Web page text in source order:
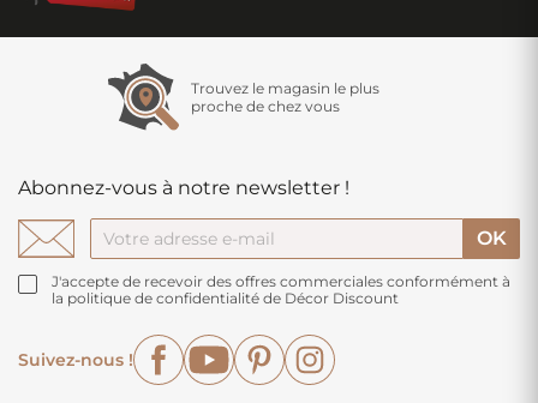
Trouvez le magasin le plus
proche de chez vous
Abonnez-vous à notre newsletter !
J'accepte de recevoir des offres commerciales conformément à
la politique de confidentialité de Décor Discount
Suivez-nous !
FacebookYouTubePinterest